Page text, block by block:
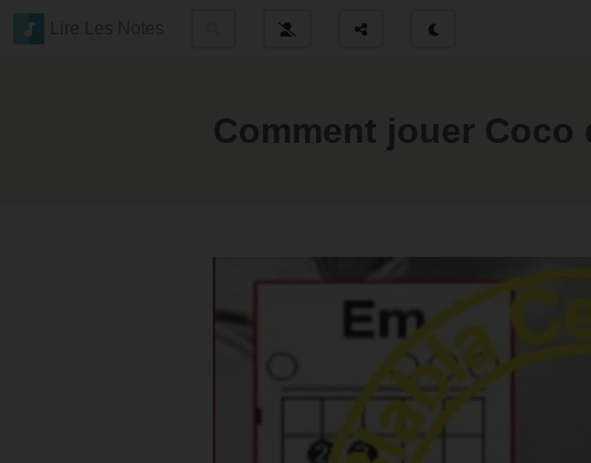
Comment jouer Coco